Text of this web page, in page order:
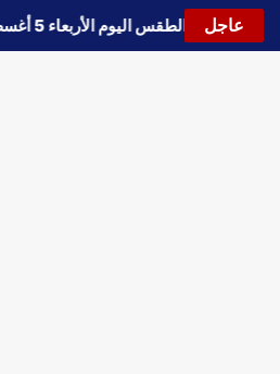
عاجل 🔵حالة الطقس اليوم الأربعاء 5 أغسطس 2026.. استمرار انخفاض الحرارة وتحذيرات من الشبورة واضطراب الملاحة